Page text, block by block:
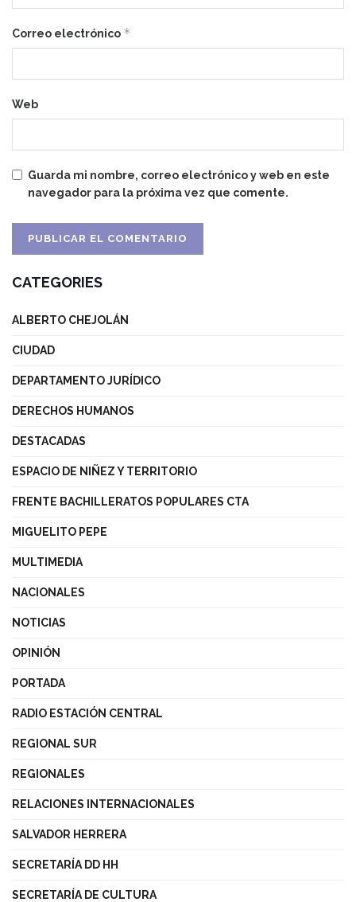
Correo electrónico *
Web
Guarda mi nombre, correo electrónico y web en este
navegador para la próxima vez que comente.
CATEGORIES
ALBERTO CHEJOLÁN
CIUDAD
DEPARTAMENTO JURÍDICO
DERECHOS HUMANOS
DESTACADAS
ESPACIO DE NIÑEZ Y TERRITORIO
FRENTE BACHILLERATOS POPULARES CTA
MIGUELITO PEPE
MULTIMEDIA
NACIONALES
NOTICIAS
OPINIÓN
PORTADA
RADIO ESTACIÓN CENTRAL
REGIONAL SUR
REGIONALES
RELACIONES INTERNACIONALES
SALVADOR HERRERA
SECRETARÍA DD HH
SECRETARÍA DE CULTURA